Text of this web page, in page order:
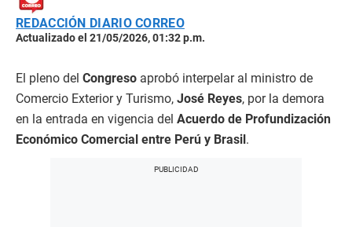
REDACCIÓN DIARIO CORREO
Actualizado el 21/05/2026, 01:32 p.m.
El pleno del Congreso aprobó interpelar al ministro de
Comercio Exterior y Turismo, José Reyes, por la demora
en la entrada en vigencia del Acuerdo de Profundización
Económico Comercial entre Perú y Brasil .